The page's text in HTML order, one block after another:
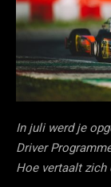
In juli werd je
Driver
Hoe vertaalt zich